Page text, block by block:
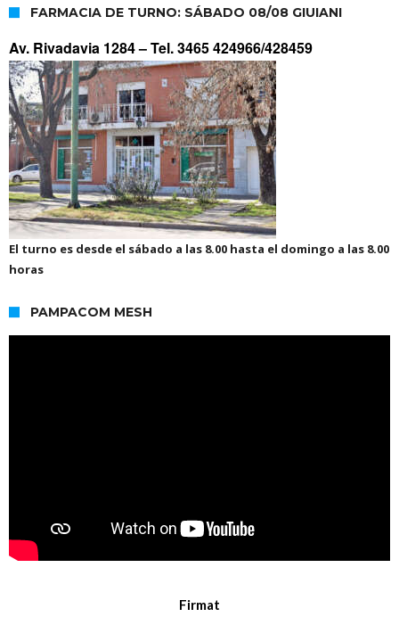
FARMACIA DE TURNO: SÁBADO 08/08 GIUIANI
Av. Rivadavia 1284 –Tel. 3465 424966/428459
El turno es desde el sábado a las 8.00 hasta el domingo a las 8.00
horas
PAMPACOM MESH
Firmat